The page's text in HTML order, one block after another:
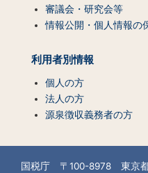
審議会・研究会等
情報公開・個人情報の
利用者別情報
個人の方
法人の方
源泉徴収義務者の方
国税庁 〒100-8978 東京